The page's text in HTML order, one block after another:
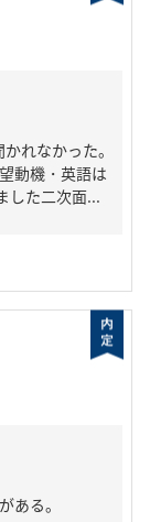
れなかった。
動機・英語は
した二次面...
ある。